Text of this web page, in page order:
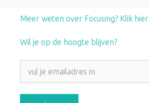
Meer weten over Focusing? Klik hier
Wil je op de hoogte blijven?